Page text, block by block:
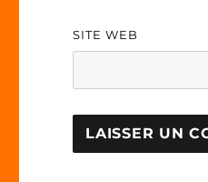
SITE WEB